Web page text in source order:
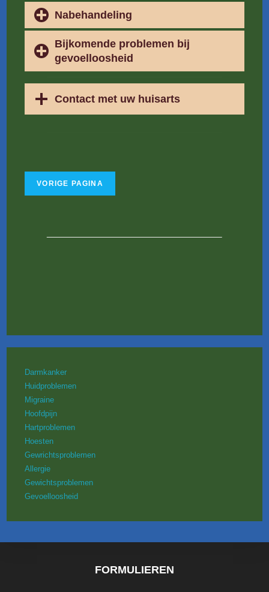
Nabehandeling
Bijkomende problemen bij
gevoelloosheid
Contact met uw huisarts
Darmkanker
Huidproblemen
Migraine
Hoofdpijn
Hartproblemen
Hoesten
Gewrichtsproblemen
Allergie
Gewichtsproblemen
Gevoelloosheid
FORMULIEREN